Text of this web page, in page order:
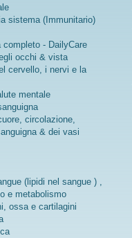
sistema (Immunitario)
completo - DailyCare
occhi & vista
cervello, i nervi e la
mentale
circolazione,
& dei vasi
(lipidi nel sangue ) ,
e metabolismo
ossa e cartilagini